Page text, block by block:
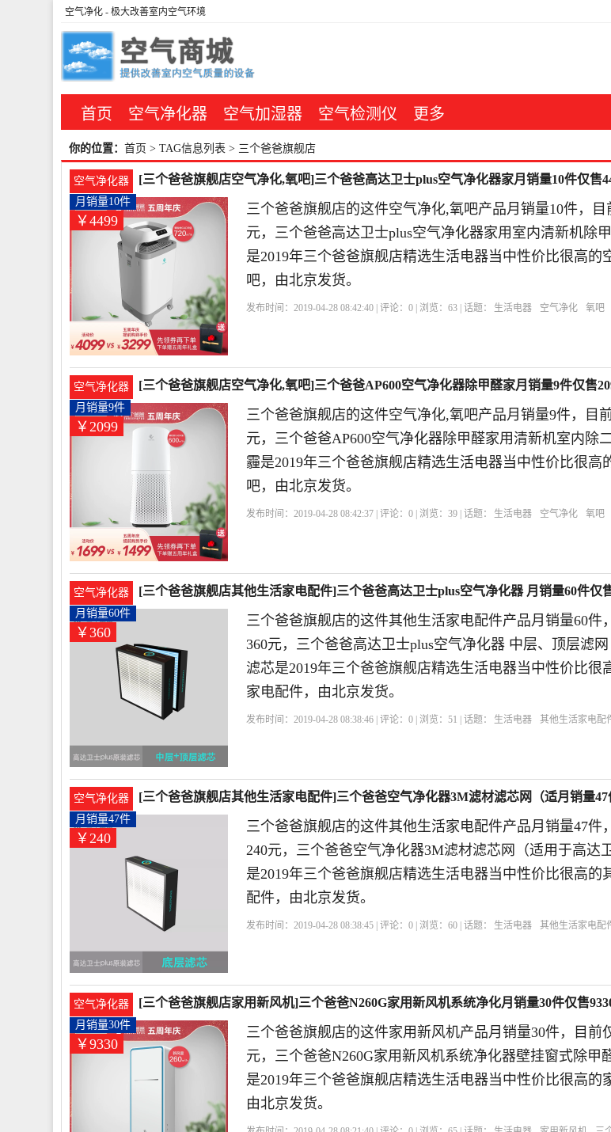
空气净化 - 极大改善室内空气环境
首页 空气净化器 空气加湿器 空气检测仪 更多
你的位置： 首页 > TAG信息列表 > 三个爸爸旗舰店
空气净化器 [三个爸爸旗舰店空气净化,氧吧]三个爸爸高达卫士plus空气净化器家月销量10件仅售
￥4499
月销量10件
三个爸爸旗舰店的这件空气净化,氧吧产品月销量10件，目
元，三个爸爸高达卫士plus空气净化器家用室内清新机除
是2019年三个爸爸旗舰店精选生活电器当中性价比很高的
吧，由北京发货。
发布时间：2019-04-28 08:42:40 | 评论：0 | 浏览：63 | 话题： 生活电器 空气净化 氧吧
空气净化器 [三个爸爸旗舰店空气净化,氧吧]三个爸爸AP600空气净化器除甲醛家月销量9件仅售
￥2099
月销量9件
三个爸爸旗舰店的这件空气净化,氧吧产品月销量9件，目
元，三个爸爸AP600空气净化器除甲醛家用清新机室内除
霾是2019年三个爸爸旗舰店精选生活电器当中性价比很高
吧，由北京发货。
发布时间：2019-04-28 08:42:37 | 评论：0 | 浏览：39 | 话题： 生活电器 空气净化 氧吧
空气净化器 [三个爸爸旗舰店其他生活家电配件]三个爸爸高达卫士plus空气净化器 月销量60件仅
￥360
月销量60件
三个爸爸旗舰店的这件其他生活家电配件产品月销量60件
360元，三个爸爸高达卫士plus空气净化器 中层、顶层滤
滤芯是2019年三个爸爸旗舰店精选生活电器当中性价比很
家电配件，由北京发货。
发布时间：2019-04-28 08:38:46 | 评论：0 | 浏览：51 | 话题： 生活电器 其他生活家电配
空气净化器
[三个爸爸旗舰店其他生活家电配件]三个爸爸空气净化器3M滤材滤芯网（适月销量47
240元
￥240
月销量47件
三个爸爸旗舰店的这件其他生活家电配件产品月销量47件
240元，三个爸爸空气净化器3M滤材滤芯网（适用于高达
是2019年三个爸爸旗舰店精选生活电器当中性价比很高的
配件，由北京发货。
发布时间：2019-04-28 08:38:45 | 评论：0 | 浏览：60 | 话题： 生活电器 其他生活家电配
空气净化器 [三个爸爸旗舰店家用新风机]三个爸爸N260G家用新风机系统净化月销量30件仅售
￥9330
月销量30件
三个爸爸旗舰店的这件家用新风机产品月销量30件，目前
元，三个爸爸N260G家用新风机系统净化器壁挂窗式除甲
是2019年三个爸爸旗舰店精选生活电器当中性价比很高的
由北京发货。